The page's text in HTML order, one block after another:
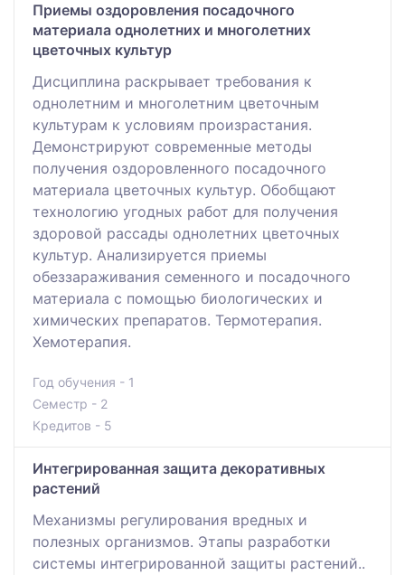
Приемы оздоровления посадочного
материала однолетних и многолетних
цветочных культур
Дисциплина раскрывает требования к
однолетним и многолетним цветочным
культурам к условиям произрастания.
Демонстрируют современные методы
получения оздоровленного посадочного
материала цветочных культур. Обобщают
технологию угодных работ для получения
здоровой рассады однолетних цветочных
культур. Анализируется приемы
обеззараживания семенного и посадочного
материала с помощью биологических и
химических препаратов. Термотерапия.
Хемотерапия.
Год обучения - 1
Семестр - 2
Кредитов - 5
Интегрированная защита декоративных
растений
Механизмы регулирования вредных и
полезных организмов. Этапы разработки
системы интегрированной защиты растений..